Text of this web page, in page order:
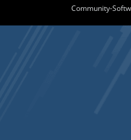
Community-